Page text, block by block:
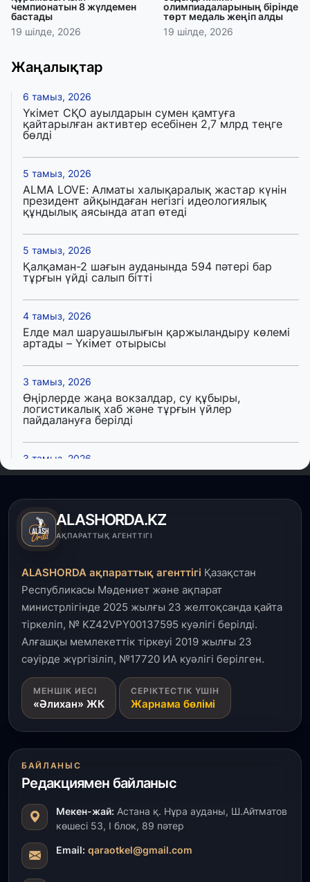
чемпионатын 8 жүлдемен
бастады
19 шілде, 2026
олимпиадаларының бірінде
төрт медаль жеңіп алды
19 шілде, 2026
Жаңалықтар
6 тамыз, 2026
Үкімет СҚО ауылдарын сумен қамтуға
қайтарылған активтер есебінен 2,7 млрд теңге
бөлді
5 тамыз, 2026
ALMA LOVE: Алматы халықаралық жастар күнін
президент айқындаған негізгі идеологиялық
құндылық аясында атап өтеді
5 тамыз, 2026
Қалқаман-2 шағын ауданында 594 пәтері бар
тұрғын үйді салып бітті
4 тамыз, 2026
Елде мал шаруашылығын қаржыландыру көлемі
артады – Үкімет отырысы
3 тамыз, 2026
Өңірлерде жаңа вокзалдар, су құбыры,
логистикалық хаб және тұрғын үйлер
пайдалануға берілді
3 тамыз, 2026
Қызылордада 300 орындық аурухана,
салынып жатыр
1 тамыз, 2026
31 шілде, 2026
Ақмола облысындағы кездесуде кәсіпкерлер мен
ұстаздар «Әділет» партиясына өз ұсыныстарын
айтты
31 шілде, 2026
ҚР Президенті Орталық Азия елдеріне
ұзақмерзімді ынтымақтастық жоспарын әзірлеуді
ұсынды
«Ауыл аманаты»: Түркістанда 30,2 млрд теңгеге
4 223 жоба қаржыландырылды
31 шілде, 2026
толық ауыз сумен қамтылды
ALASHORDA.KZ
АҚПАРАТТЫҚ АГЕНТТІГІ
ALASHORDA ақпараттық агенттігі Қазақстан
Республикасы Мәдениет және ақпарат
министрлігінде 2025 жылғы 23 желтоқсанда қайта
тіркеліп, № KZ42VPY00137595 куәлігі берілді.
Алғашқы мемлекеттік тіркеуі 2019 жылғы 23
сәуірде жүргізіліп, №17720 ИА куәлігі берілген.
МЕНШІК ИЕСІ
«Әлихан» ЖК
СЕРІКТЕСТІК ҮШІН
Жарнама бөлімі
БАЙЛАНЫС
Редакциямен байланыс
Мекен-жай: Астана қ. Нұра ауданы, Ш.Айтматов
көшесі 53, І блок, 89 пәтер
Email: qaraotkel@gmail.com